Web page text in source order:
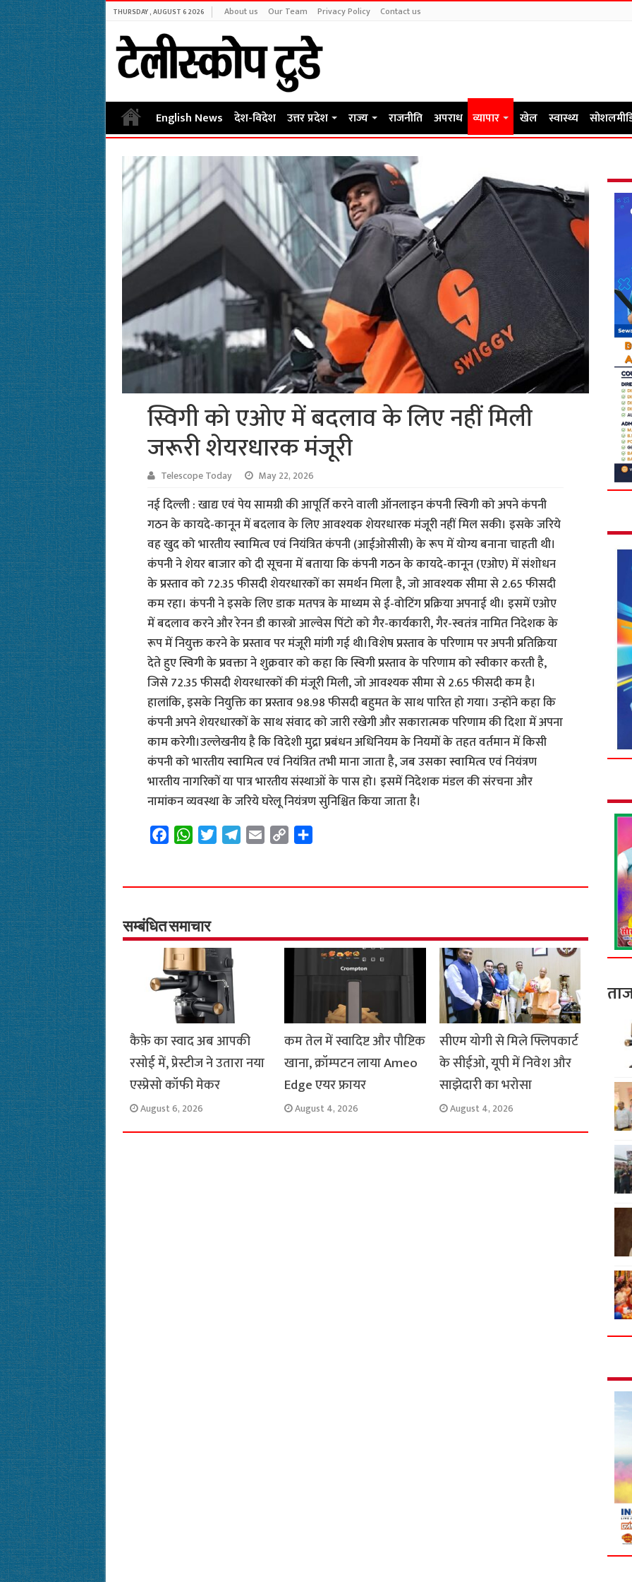
THURSDAY , AUGUST 6 2026 About us Our Team Privacy Policy Contact us
English News देश-विदेश उत्तर प्रदेश राज्य राजनीति अपराध व्यापार खेल स्वास्थ्य
स्विगी को एओए में बदलाव के लिए नहीं मिली
जरूरी शेयरधारक मंजूरी
Telescope Today May 22, 2026
नई दिल्ली : खाद्य एवं पेय सामग्री की आपूर्ति करने वाली ऑनलाइन कंपनी स्विगी को अपने कंपनी
गठन के कायदे-कानून में बदलाव के लिए आवश्यक शेयरधारक मंजूरी नहीं मिल सकी। इसके जरिये
वह खुद को भारतीय स्वामित्व एवं नियंत्रित कंपनी (आईओसीसी) के रूप में योग्य बनाना चाहती थी।
कंपनी ने शेयर बाजार को दी सूचना में बताया कि कंपनी गठन के कायदे-कानून (एओए) में संशोधन
के प्रस्ताव को 72.35 फीसदी शेयरधारकों का समर्थन मिला है, जो आवश्यक सीमा से 2.65 फीसदी
कम रहा। कंपनी ने इसके लिए डाक मतपत्र के माध्यम से ई-वोटिंग प्रक्रिया अपनाई थी। इसमें एओए
में बदलाव करने और रेनन डी कास्त्रो आल्वेस पिंटो को गैर-कार्यकारी, गैर-स्वतंत्र नामित निदेशक के
रूप में नियुक्त करने के प्रस्ताव पर मंजूरी मांगी गई थी।विशेष प्रस्ताव के परिणाम पर अपनी प्रतिक्रिया
देते हुए स्विगी के प्रवक्ता ने शुक्रवार को कहा कि स्विगी प्रस्ताव के परिणाम को स्वीकार करती है,
जिसे 72.35 फीसदी शेयरधारकों की मंजूरी मिली, जो आवश्यक सीमा से 2.65 फीसदी कम है।
हालांकि, इसके नियुक्ति का प्रस्ताव 98.98 फीसदी बहुमत के साथ पारित हो गया। उन्होंने कहा कि
कंपनी अपने शेयरधारकों के साथ संवाद को जारी रखेगी और सकारात्मक परिणाम की दिशा में अपना
काम करेगी।उल्लेखनीय है कि विदेशी मुद्रा प्रबंधन अधिनियम के नियमों के तहत वर्तमान में किसी
कंपनी को भारतीय स्वामित्व एवं नियंत्रित तभी माना जाता है, जब उसका स्वामित्व एवं नियंत्रण
भारतीय नागरिकों या पात्र भारतीय संस्थाओं के पास हो। इसमें निदेशक मंडल की संरचना और
नामांकन व्यवस्था के जरिये घरेलू नियंत्रण सुनिश्चित किया जाता है।
e
o
o
k
W
t
A
p
t
r
e
a
i
y
n
r
सम्बंधित समाचार
कैफ़े का स्वाद अब आपकी
रसोई में, प्रेस्टीज ने उतारा नया
एस्प्रेसो कॉफी मेकर
August 6, 2026
कम तेल में स्वादिष्ट और पौष्टिक
खाना, क्रॉम्पटन लाया Ameo
Edge एयर फ्रायर
August 4, 2026
सीएम योगी से मिले फ्लिपकार्ट
के सीईओ, यूपी में निवेश और
साझेदारी का भरोसा
August 4, 2026